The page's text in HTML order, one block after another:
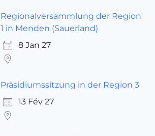
Regionalversammlung der Region
1 in Menden (Sauerland)
8 Jan 27
Präsidiumssitzung in der Region 3
13 Fév 27